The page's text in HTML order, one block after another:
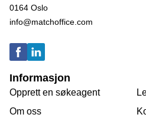
0164 Oslo
info@matchoffice.com
Informasjon
Opprett en søkeagent
Om oss